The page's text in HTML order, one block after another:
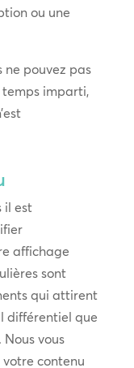
ou une
ne pouvez pas
temps imparti,
il est
affichage
sont
qui attirent
différentiel que
vous
contenu